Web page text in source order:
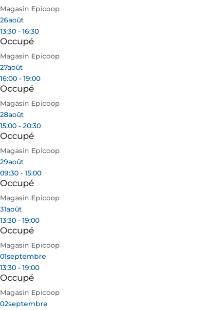
Magasin Epicoop
26août
13:30 - 16:30
Occupé
Magasin Epicoop
27août
16:00 - 19:00
Occupé
Magasin Epicoop
28août
15:00 - 20:30
Occupé
Magasin Epicoop
29août
09:30 - 15:00
Occupé
Magasin Epicoop
31août
13:30 - 19:00
Occupé
Magasin Epicoop
01septembre
13:30 - 19:00
Occupé
Magasin Epicoop
02septembre